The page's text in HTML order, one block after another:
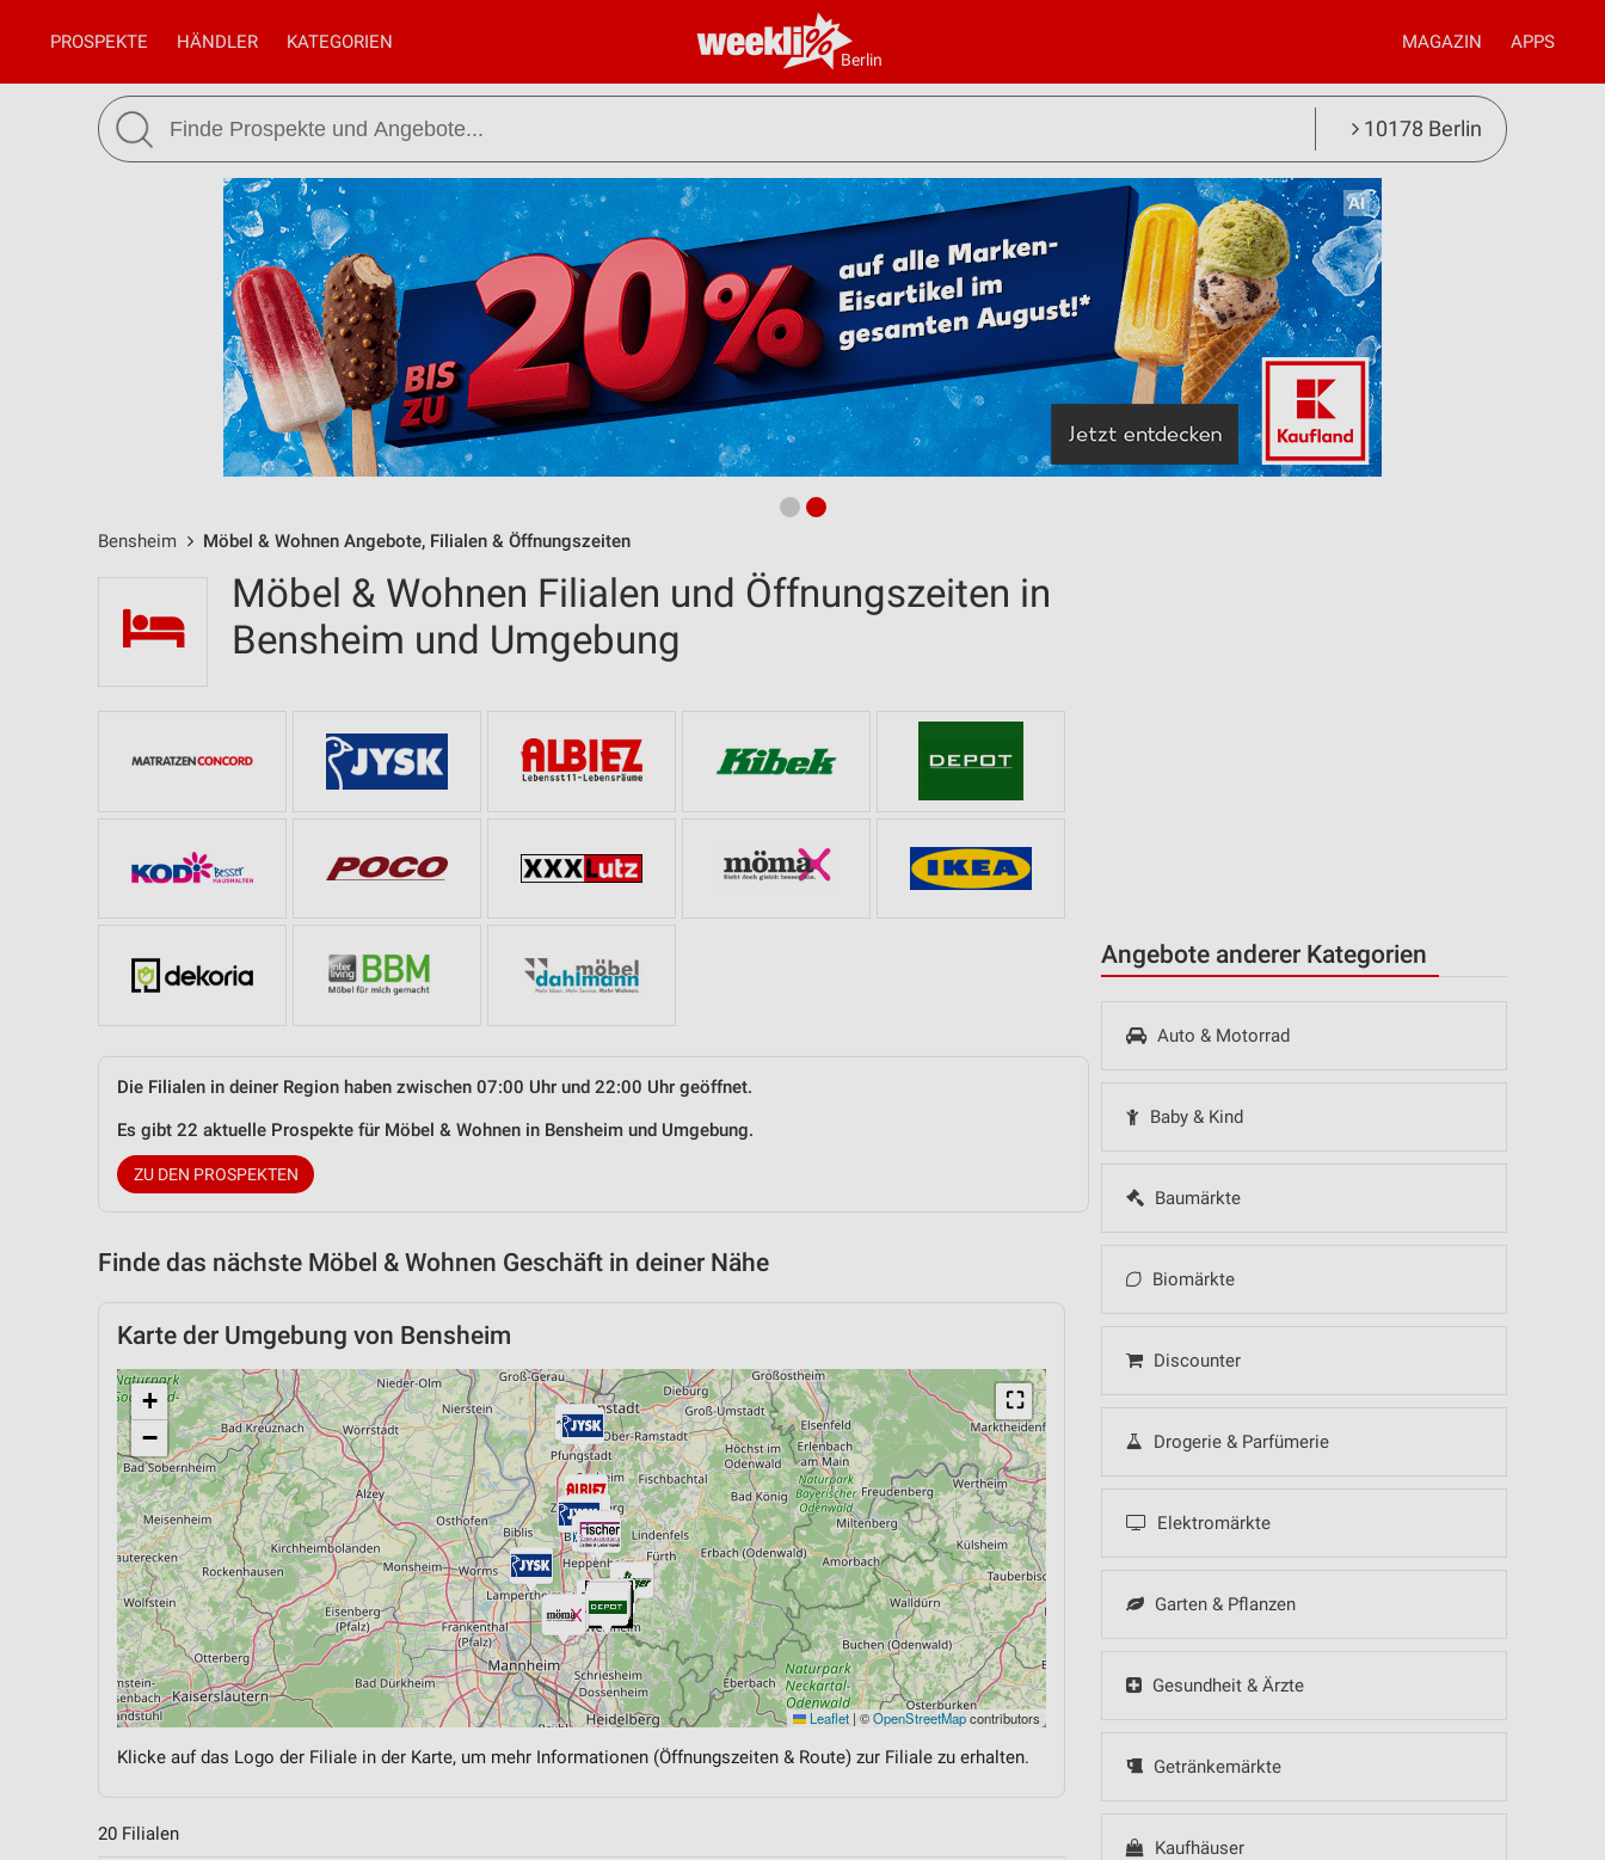
Berlin
PROSPEKTE HÄNDLER KATEGORIEN MAGAZIN APPS
10178 Berlin
Bensheim Möbel & Wohnen Angebote, Filialen & Öffnungszeiten
Angebote anderer Kategorien
Auto & Motorrad
Baby & Kind
Baumärkte
Biomärkte
Discounter
Drogerie & Parfümerie
Elektromärkte
Garten & Pflanzen
Gesundheit & Ärzte
Getränkemärkte
Kaufhäuser
Möbel & Wohnen Filialen und Öffnungszeiten in
Bensheim und Umgebung
Die Filialen in deiner Region haben zwischen 07:00 Uhr und 22:00 Uhr geöffnet.
Es gibt 22 aktuelle Prospekte für Möbel & Wohnen in Bensheim und Umgebung.
ZU DEN PROSPEKTEN
Finde das nächste Möbel & Wohnen Geschäft in deiner Nähe
Karte der Umgebung von Bensheim
⛶
+
−
Leaflet | ©OpenStreetMapcontributors
Klicke auf das Logo der Filiale in der Karte, um mehr Informationen (Öffnungszeiten & Route) zur Filiale zu erhalten.
20 Filialen